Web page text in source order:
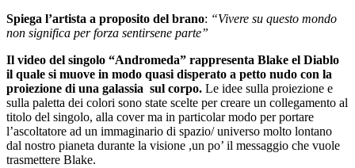
Spiega l’artista a proposito del brano: “Vivere su questo mondo
non significa per forza sentirsene parte”
Il video del singolo “Andromeda” rappresenta Blake el Diablo
il quale si muove in modo quasi disperato a petto nudo con la
proiezione di una galassia sul corpo. Le idee sulla proiezione e
sulla paletta dei colori sono state scelte per creare un collegamento al
titolo del singolo, alla cover ma in particolar modo per portare
l’ascoltatore ad un immaginario di spazio/ universo molto lontano
dal nostro pianeta durante la visione ,un po’ il messaggio che vuole
trasmettere Blake.